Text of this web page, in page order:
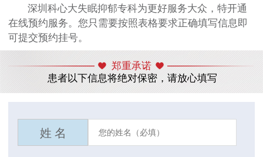
深圳科心大失眠抑郁专科为更好服务大众，特开通
在线预约服务。您只需要按照表格要求正确填写信息即
可提交预约挂号。
郑重承诺
患者以下信息将绝对保密，请放心填写
姓 名